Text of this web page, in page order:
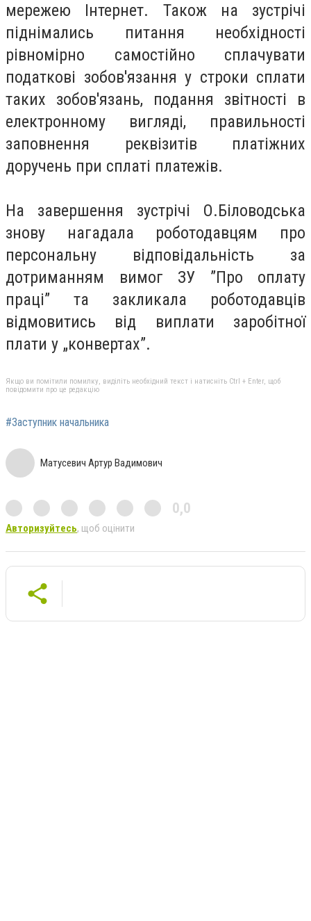
мережею Інтернет. Також на зустрічі
піднімались питання необхідності
рівномірно самостійно сплачувати
податкові зобов'язання у строки сплати
таких зобов'язань, подання звітності в
електронному вигляді, правильності
заповнення реквізитів платіжних
доручень при сплаті платежів.
На завершення зустрічі О.Біловодська
знову нагадала роботодавцям про
персональну відповідальність за
дотриманням вимог ЗУ ”Про оплату
праці” та закликала роботодавців
відмовитись від виплати заробітної
плати у „конвертах”.
Якщо ви помітили помилку, виділіть необхідний текст і натисніть Ctrl + Enter, щоб
повідомити про це редакцію
#Заступник начальника
Матусевич Артур Вадимович
0,0
Авторизуйтесь, щоб оцінити